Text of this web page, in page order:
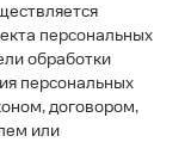
персональных
обработки
персональных
договором,
или